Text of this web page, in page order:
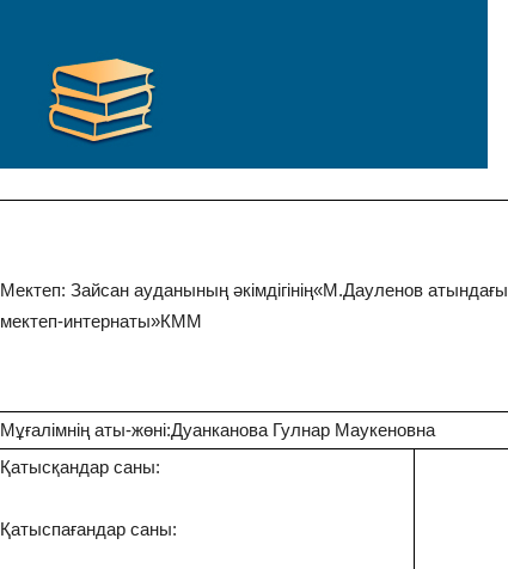
Мектеп: Зайсан ауданының әкімдігінің«М.Дауленов атындағы
мектеп-интернаты»КММ
Мұғалімнің аты-жөні:Дуанканова Гулнар Маукеновна
Қатысқандар саны:
Қатыспағандар саны: